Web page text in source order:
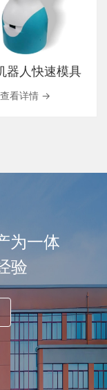
器人快速模具
查看详情 →
为一体
验